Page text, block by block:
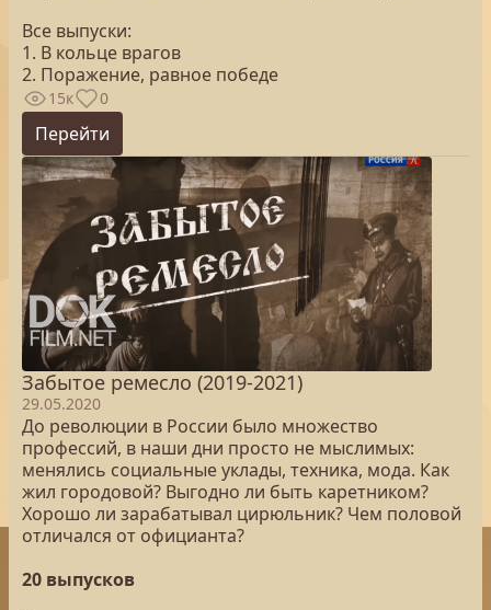
Все выпуски:
1. В кольце врагов
2. Поражение, равное победе
15к 0
Перейти
Забытое ремесло (2019-2021)
29.05.2020
До революции в России было множество
профессий, в наши дни просто не мыслимых:
менялись социальные уклады, техника, мода. Как
жил городовой? Выгодно ли быть каретником?
Хорошо ли зарабатывал цирюльник? Чем половой
отличался от официанта?
20 выпусков